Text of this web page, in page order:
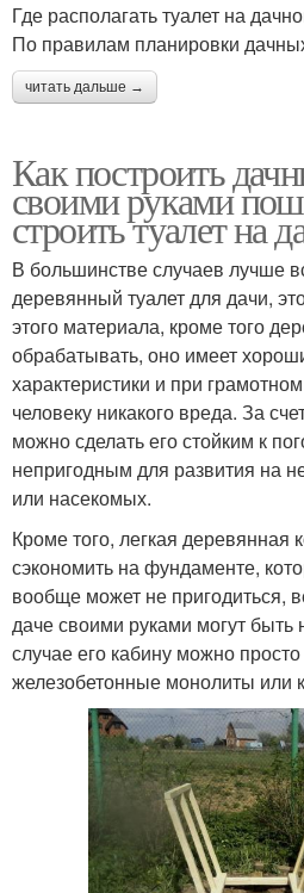
Где располагать туалет на
По правилам планировки
читать дальше →
Как построить
своими руками
строить туалет на
В большинстве случаев лучше
деревянный туалет для дачи,
этого материала, кроме того
обрабатывать, оно имеет
характеристики и при
человеку никакого вреда. За
можно сделать его стойким к
непригодным для развития на
или насекомых.
Кроме того, легкая деревянная
сэкономить на фундаменте,
вообще может не пригодиться,
даче своими руками могут
случае его кабину можно
железобетонные монолиты или